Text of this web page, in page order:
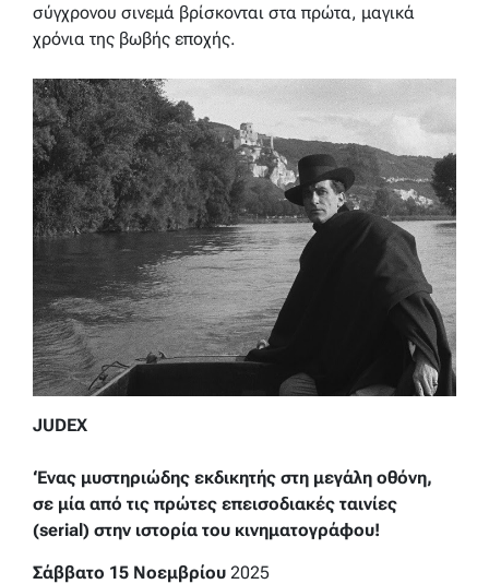
σύγχρονου σινεμά βρίσκονται στα πρώτα, μαγικά
χρόνια της βωβής εποχής.
JUDEX
‘Ενας μυστηριώδης εκδικητής στη μεγάλη οθόνη,
σε μία από τις πρώτες επεισοδιακές ταινίες
(serial) στην ιστορία του κινηματογράφου!
Σάββατο 15 Νοεμβρίου 2025